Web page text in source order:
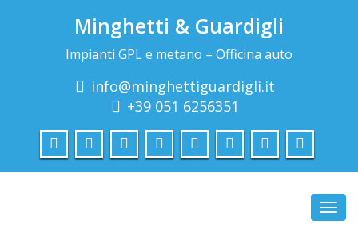
Minghetti & Guardigli
Impianti GPL e metano – Officina auto
info@minghettiguardigli.it
+39 051 6256351